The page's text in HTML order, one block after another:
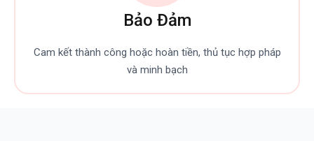
Bảo Đảm
Cam kết thành công hoặc hoàn tiền, thủ tục hợp pháp
và minh bạch